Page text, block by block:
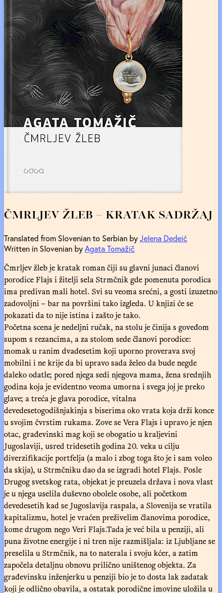
ČMRLJEV ŽLEB – KRATAK SADRŽAJ
Translated from Slovenian to Serbian byJelena Dedeić
Written in Slovenian byAgata Tomažič
Čmrljev žleb je kratak roman čiji su glavni junaci članovi
porodice Flajs i žitelji sela Strmčnik gde pomenuta porodica
ima predivan mali hotel. Svi su veoma srećni, a gosti izuzetno
zadovoljni – bar na površini tako izgleda. U knjizi će se
pokazati da to nije istina i zašto je tako.
Početna scena je nedeljni ručak, na stolu je činija s goveđom
supom s rezancima, a za stolom sede članovi porodice:
momak u ranim dvadesetim koji uporno proverava svoj
mobilni i ne krije da bi upravo sada želeo da bude negde
daleko odatle; pored njega sedi njegova mama, žena srednjih
godina koja je evidentno veoma umorna i svega joj je preko
glave; a treća je glava porodice, vitalna
devedesetogodišnjakinja s biserima oko vrata koja drži konce
u svojim čvrstim rukama. Zove se Vera Flajs i upravo je njen
otac, građevinski mag koji se obogatio u kraljevini
Jugoslaviji, usred tridesetih godina 20. veka u cilju
diverzifikacije portfelja (a malo i zbog toga što je i sam voleo
da skija), u Strmčniku dao da se izgradi hotel Flajs. Posle
Drugog svetskog rata, objekat je preuzela država i nova vlast
je u njega uselila duševno obolele osobe, ali početkom
devedesetih kad se Jugoslavija raspala, a Slovenija se vratila
kapitalizmu, hotel je vraćen preživelim članovima porodice,
kome drugom nego Veri Flajs.Tada je već bila u penziji, ali
puna životne energije i ni tren nije razmišljala: iz Ljubljane se
preselila u Strmčnik, na to naterala i svoju kćer, a zatim
započela detaljnu obnovu prilično uništenog objekta. Za
građevinsku inženjerku u penziji bio je to dosta lak zadatak
koji je odlično obavila, a ostatak porodične imovine uložila u